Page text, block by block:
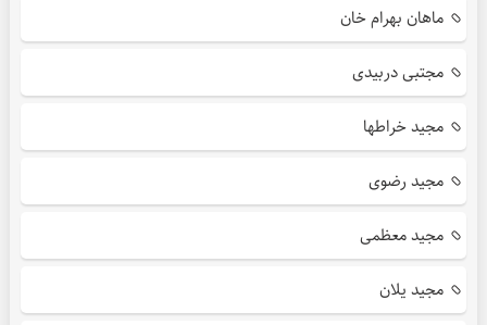
ماهان بهرام خان
مجتبی دربیدی
مجید خراطها
مجید رضوی
مجید معظمی
مجید یلان